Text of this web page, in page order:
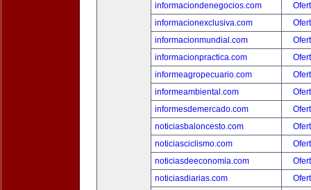
informaciondenegocios.com
informacionexclusiva.com
informacionmundial.com
informacionpractica.com
informeagropecuario.com
informeambiental.com
informesdemercado.com
noticiasbaloncesto.com
noticiasciclismo.com
noticiasdeeconomia.com
noticiasdiarias.com